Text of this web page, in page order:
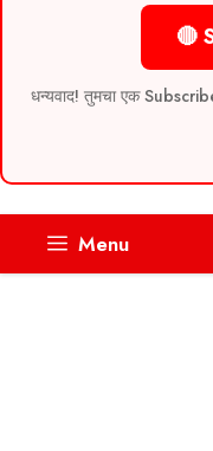
🔴
धन्यवाद! तुमचा एक Subscribe
Menu